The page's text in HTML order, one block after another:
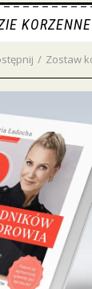
KORZENNE
/ Zostaw